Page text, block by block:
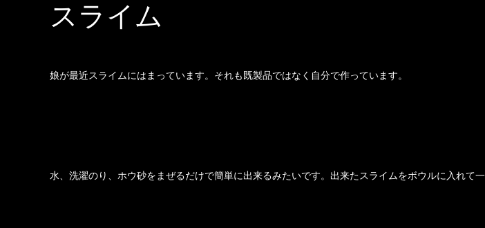
スライム
娘が最近スライムにはまっています。それも既製品ではなく自分で作っています。
水、洗濯のり、ホウ砂をまぜるだけで簡単に出来るみたいです。出来たスライムをボウルに入れて